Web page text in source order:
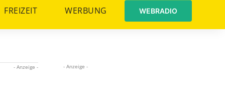
FREIZEIT WERBUNG WEBRADIO
- Anzeige -
- Anzeige -